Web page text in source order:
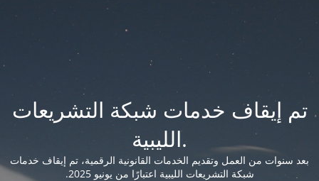
تم إيقاف خدمات شبكة التشريعات
الليبية.
بعد سنوات من العمل وتقديم الخدمات القانونية الرقمية، تم إيقاف خدمات
شبكة التشريعات الليبية اعتبارًا من يونيو 2025.